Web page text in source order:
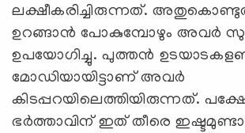
ലക്ഷീകരിച്ചിരുന്നത്.
ഉറങ്ങാന്‍ പോകുമ്പോഴും അവര്‍
ഉപയോഗിച്ചു. പുത്തന്‍
മോഡിയായിട്ടാണ് അവര്‍
കിടപ്പറയിലെത്തിയിരുന്നത്.
ഭര്‍ത്താവിന് ഇത് തീരെ